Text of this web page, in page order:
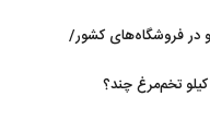
در فروشگاه‌های کشور/
تخم‌مرغ چند؟